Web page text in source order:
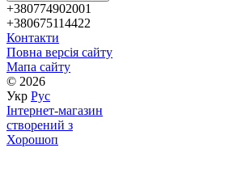
+380774902001
+380675114422
Контакти
Повна версія сайту
Мапа сайту
© 2026
Укр Рус
Інтернет-магазин
створений з
Хорошоп